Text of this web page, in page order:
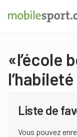
«l’école
Liste de
Vous pouvez